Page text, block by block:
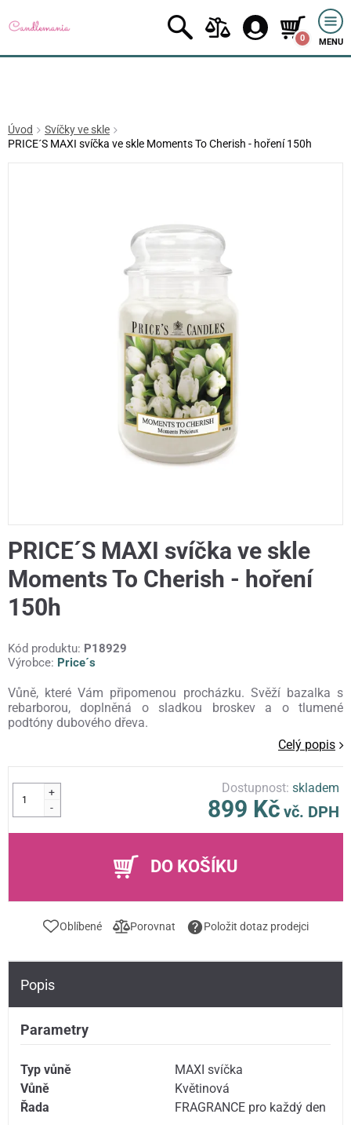
0 MENU
Úvod
Svíčky ve skle
PRICE´S MAXI svíčka ve skle Moments To Cherish - hoření 150h
PRICE´S MAXI svíčka ve skle
Moments To Cherish - hoření
150h
Kód produktu: P18929
Výrobce: Price´s
Vůně, které Vám připomenou procházku. Svěží bazalka s
rebarborou, doplněná o sladkou broskev a o tlumené
podtóny dubového dřeva.
Celý popis
+
-
Dostupnost:skladem
899 Kč vč. DPH
DO KOŠÍKU
Oblíbené Porovnat Položit dotaz prodejci
Popis
Parametry
Typ vůně
MAXI svíčka
Vůně
Květinová
Řada
FRAGRANCE pro každý den